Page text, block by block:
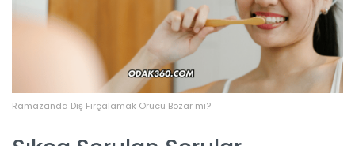
Ramazanda Diş Fırçalamak Orucu Bozar mı?